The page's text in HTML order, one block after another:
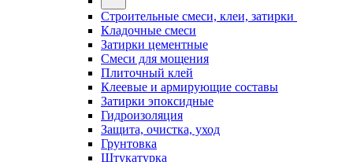
Строительные смеси, клеи, затирки
Кладочные смеси
Затирки цементные
Смеси для мощения
Плиточный клей
Клеевые и армирующие составы
Затирки эпоксидные
Гидроизоляция
Защита, очистка, уход
Грунтовка
Штукатурка